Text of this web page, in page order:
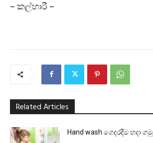
– කල්හාරී –
Related Articles
Hand wash ගෙදරදීම හදා ගමු..